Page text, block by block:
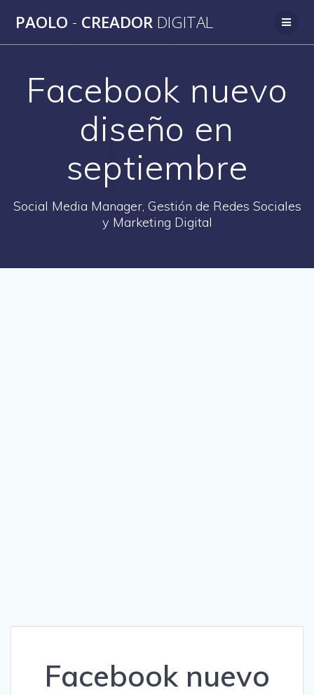
al
PAOLO - CREADOR DIGITAL
Facebook nuevo
diseño en
septiembre
Social Media Manager, Gestión de Redes Sociales
y Marketing Digital
Facebook nuevo